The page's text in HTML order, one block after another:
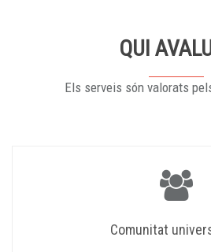
QUI
Els serveis són valorats
Comunitat